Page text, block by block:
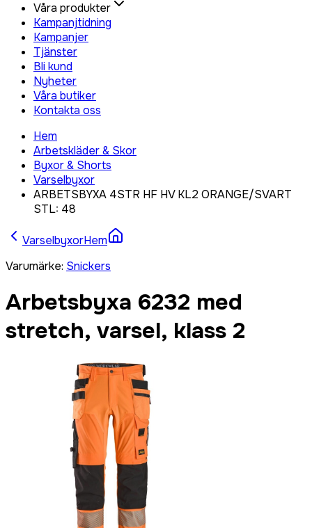
Våra produkter
Kampanjtidning
Kampanjer
Tjänster
Bli kund
Nyheter
Våra butiker
Kontakta oss
Hem
Arbetskläder & Skor
Byxor & Shorts
Varselbyxor
ARBETSBYXA 4STR HF HV KL2 ORANGE/SVART
STL: 48
VarselbyxorHem
Varumärke: Snickers
Arbetsbyxa 6232 med
stretch, varsel, klass 2